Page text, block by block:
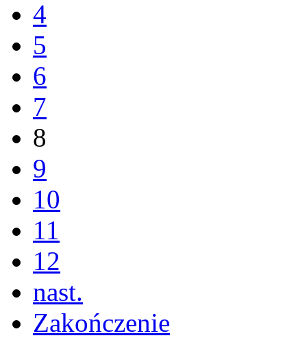
4
5
6
7
8
9
10
11
12
nast.
Zakończenie